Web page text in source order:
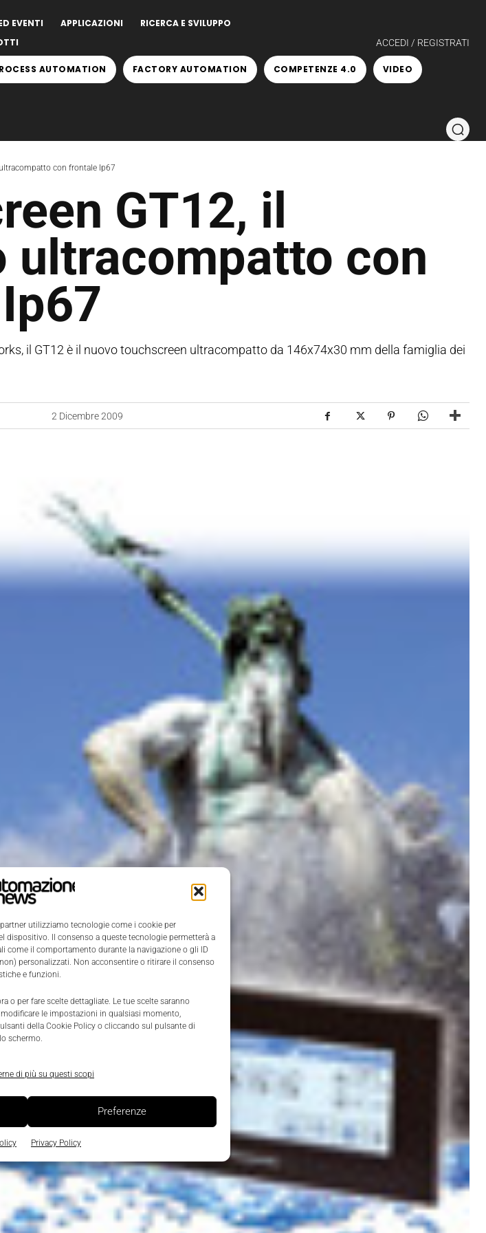
utilizziamo tecnologie come i cookie per
dispositivo. Il consenso a queste tecnologie permetterà a
come il comportamento durante la navigazione o gli ID
personalizzati. Non acconsentire o ritirare il consenso
e funzioni.
o per fare scelte dettagliate. Le tue scelte saranno
le impostazioni in qualsiasi momento,
della Cookie Policy o cliccando sul pulsante di
schermo.
di più su questi scopi
Preferenze
Privacy Policy
EVENTI APPLICAZIONI
RICERCA E SVILUPPO
ACCEDI / REGISTRATI
AUTOMATION FACTORY AUTOMATION COMPETENZE 4.0 VIDEO
con frontale Ip67
GT12, il
ultracompatto con
il GT12 è il nuovo touchscreen ultracompatto da 146x74x30 mm della famiglia dei
2 Dicembre 2009